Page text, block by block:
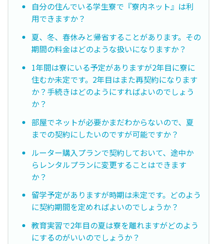
自分の住んでいる学生寮で『寮内ネット』は利
用できますか？
夏、冬、春休みと帰省することがあります。その
期間の料金はどのような扱いになりますか？
1年間は寮にいる予定がありますが2年目に寮に
住むか未定です。2年目はまた再契約になります
か？手続きはどのようにすればよいのでしょう
か？
部屋でネットが必要かまだわからないので、夏
までの契約にしたいのですが可能ですか？
ルーター購入プランで契約しておいて、途中か
らレンタルプランに変更することはできます
か？
留学予定がありますが時期は未定です。どのよう
に契約期間を定めればよいのでしょうか？
教育実習で2年目の夏は寮を離れますがどのよう
にするのがいいのでしょうか？